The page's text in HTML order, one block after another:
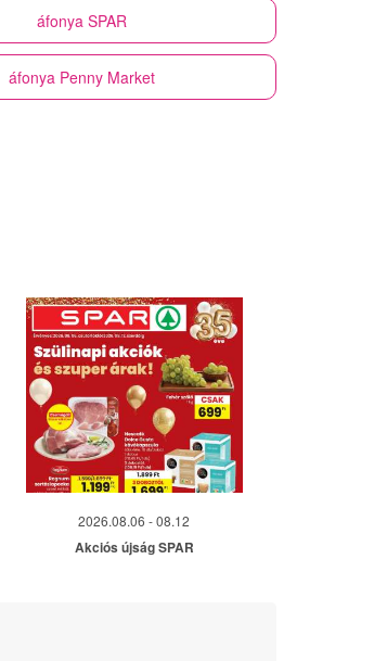
áfonya SPAR
áfonya Penny Market
2026.08.06 - 08.12
Akciós újság SPAR